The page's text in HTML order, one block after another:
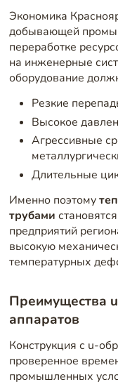
Экономика
добывающей
переработке
на инженерные
оборудование
Резкие
Высокое
Агрессивные
Длительные
Именно поэтому
трубами
предприятий
высокую
температурных
Преимущества
аппаратов
Конструкция с u-
проверенное
промышленных